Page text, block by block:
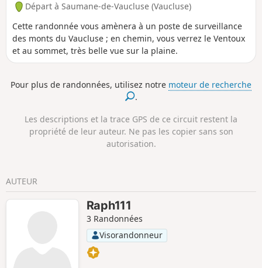
Départ à Saumane-de-Vaucluse (Vaucluse)
Cette randonnée vous amènera à un poste de surveillance
des monts du Vaucluse ; en chemin, vous verrez le Ventoux
et au sommet, très belle vue sur la plaine.
Pour plus de randonnées, utilisez notre moteur de recherche
.
Les descriptions et la trace GPS de ce circuit restent la
propriété de leur auteur. Ne pas les copier sans son
autorisation.
AUTEUR
Raph111
3 Randonnées
Visorandonneur